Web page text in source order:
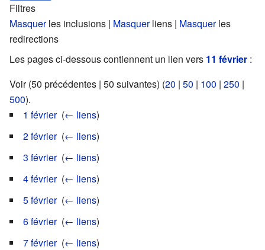
Filtres
Masquerles inclusions | Masquerliens | Masquerles
redirections
Les pages ci-dessous contiennent un lien vers 11 février :
Voir (50 précédentes | 50 suivantes) (20 | 50 | 100 | 250 |
500).
1 février‎ (← liens)
2 février‎ (← liens)
3 février‎ (← liens)
4 février‎ (← liens)
5 février‎ (← liens)
6 février‎ (← liens)
7 février‎ (← liens)